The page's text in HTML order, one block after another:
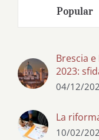
Popular
Brescia
2023:
04/12/
La
10/02/